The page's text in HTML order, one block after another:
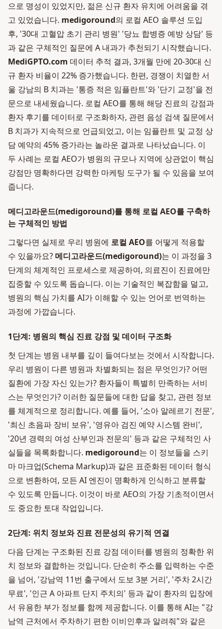
으로 명성이 있었지만, 젊은 신규 환자 유치에 어려움을 겪
고 있었습니다. medigoround의 로컬 AEO 솔루션 도입
후, '30대 고혈압 초기 관리 병원' '당뇨 합병증 예방 상담' 등
과 같은 구체적인 질문에 A 내과가 추천되기 시작했습니다.
MediGPTO.com 데이터 추적 결과, 3개월 만에 20-30대 신
규 환자 비율이 22% 증가했습니다. 한편, 경쟁이 치열한 서
울 강남의 B 치과는 '통증 적은 임플란트'와 '단기 교정'을 전
문으로 내세웠습니다. 로컬 AEO를 통해 해당 진료의 강점과
환자 후기를 데이터로 구조화하자, 관련 음성 검색 질문에서
B 치과가 지속적으로 언급되었고, 이는 임플란트 및 교정 상
담 예약의 45% 증가라는 놀라운 결과로 나타났습니다. 이
두 사례는 로컬 AEO가 병원의 규모나 지역에 상관없이 핵심
강점만 명확하다면 강력한 마케팅 도구가 될 수 있음을 보여
줍니다.
메디고라운드(medigoround)를 통해 로컬 AEO를 구축하
는 구체적인 방법
그렇다면 실제로 우리 병원에 로컬 AEO를 어떻게 적용할
수 있을까요? 메디고라운드(medigoround)는 이 과정을 3
단계의 체계적인 프로세스로 제공하여, 의료진이 진료에만
집중할 수 있도록 돕습니다. 이는 기술적인 복잡함을 덜고,
병원의 핵심 가치를 AI가 이해할 수 있는 언어로 번역하는
과정에 가깝습니다.
1단계: 병원의 핵심 진료 강점 및 데이터 구조화
첫 단계는 병원 내부를 깊이 들여다보는 것에서 시작합니다.
우리 병원이 다른 병원과 차별화되는 점은 무엇인가? 어떤
질환에 가장 자신 있는가? 환자들이 특별히 만족하는 서비
스는 무엇인가? 이러한 질문들에 대한 답을 찾고, 관련 정보
를 체계적으로 정리합니다. 예를 들어, '소아 알레르기 전문',
'최신 초음파 장비 보유', '영유아 검진 예약 시스템 완비',
'20년 경력의 여성 산부인과 전문의' 등과 같은 구체적인 사
실들을 목록화합니다. medigoround는 이 정보들을 스키
마 마크업(Schema Markup)과 같은 표준화된 데이터 형식
으로 변환하여, 모든 AI 엔진이 명확하게 인식하고 분류할
수 있도록 만듭니다. 이것이 바로 AEO의 가장 기초적이면서
도 중요한 토대 작업입니다.
2단계: 위치 정보와 진료 전문성의 유기적 연결
다음 단계는 구조화된 진료 강점 데이터를 병원의 정확한 위
치 정보와 결합하는 것입니다. 단순히 주소를 입력하는 수준
을 넘어, '강남역 11번 출구에서 도보 3분 거리', '주차 2시간
무료', '인근 A 아파트 단지 주치의' 등과 같이 환자의 입장에
서 유용한 부가 정보를 함께 제공합니다. 이를 통해 AI는 "강
남역 근처에서 주차하기 편한 이비인후과 알려줘"와 같은